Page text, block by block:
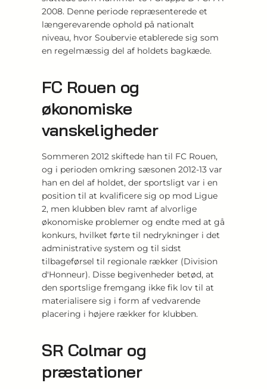
2008. Denne periode repræsenterede et
længerevarende ophold på nationalt
niveau, hvor Soubervie etablerede sig som
en regelmæssig del af holdets bagkæde.
FC Rouen og
økonomiske
vanskeligheder
Sommeren 2012 skiftede han til FC Rouen,
og i perioden omkring sæsonen 2012-13 var
han en del af holdet, der sportsligt var i en
position til at kvalificere sig op mod Ligue
2, men klubben blev ramt af alvorlige
økonomiske problemer og endte med at gå
konkurs, hvilket førte til nedrykninger i det
administrative system og til sidst
tilbageførsel til regionale rækker (Division
d'Honneur). Disse begivenheder betød, at
den sportslige fremgang ikke fik lov til at
materialisere sig i form af vedvarende
placering i højere rækker for klubben.
SR Colmar og
præstationer